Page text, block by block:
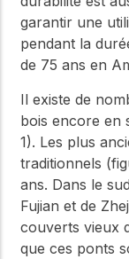
garantir une
pendant la
de 75 ans en
Il existe de
bois encore en
1). Les plus
traditionnels
ans. Dans le
Fujian et de
couverts vieux
que ces ponts